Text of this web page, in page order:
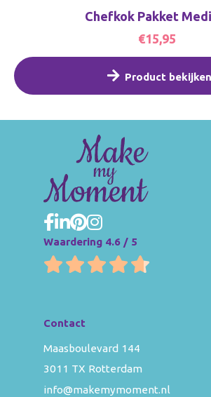
Chefkok Pakket
€15,95
Product bekijken
Waardering 4.6 / 5
Contact
Maasboulevard 144
3011 TX Rotterdam
info@makemymoment.nl